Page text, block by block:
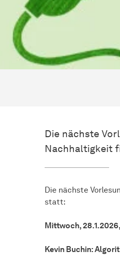
Die nächste
Nachhaltigkeit
Die nächste
statt:
Mittwoch,
Kevin Buchin: